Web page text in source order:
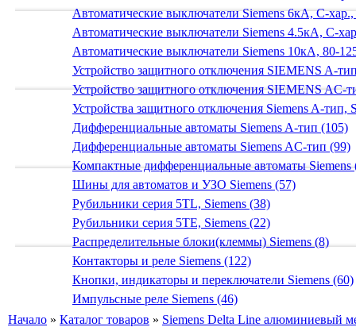
Автоматические выключатели Siemens 6кА, C-
Автоматические выключатели Siemens 4.5кА, C-
Автоматические выключатели Siemens 10кА, 80-
Устройство защитного отключения SIEMENS A-
Устройство защитного отключения SIEMENS AС-
Устройства защитного отключения Siemens A-тип,
Дифференциальные автоматы Siemens A-тип (105)
Дифференциальные автоматы Siemens AС-тип (99)
Компактные дифференциальные автоматы Siemens
Шины для автоматов и УЗО Siemens (57)
Рубильники серия 5TL, Siemens (38)
Рубильники серия 5TE, Siemens (22)
Распределительные блоки(клеммы) Siemens (8)
Контакторы и реле Siemens (122)
Кнопки, индикаторы и переключатели Siemens (60)
Импульсные реле Siemens (46)
Начало » Каталог товаров » Siemens Delta Line алюминиевый